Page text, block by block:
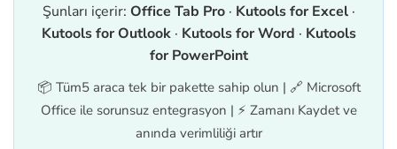
Şunları içerir: Office Tab Pro· Kutools for Excel·
Kutools for Outlook· Kutools for Word · Kutools
for PowerPoint
📦 Tüm5 araca tek bir pakette sahip olun | 🔗 Microsoft
Office ile sorunsuz entegrasyon | ⚡ Zamanı Kaydet ve
anında verimliliği artır